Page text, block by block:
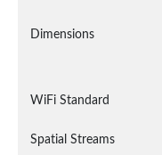
Dimensions
WiFi Standard
Spatial Streams